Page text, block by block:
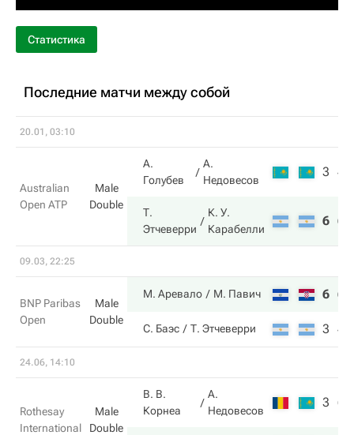
Статистика
Последние матчи между собой
20.01, 03:10
Australian
Open ATP
Male
Double
А.
Голубев
А.
Недовесов
3 4
Т.
Этчеверри
К. У.
Карабелли
6 6
09.03, 22:25
BNP Paribas
Open
Male
Double
М. Аревало М. Павич 6 6
С. Баэс Т. Этчеверри 3 4
24.06, 14:10
Rothesay
International
Male
Double
В. В.
Корнеа
А.
Недовесов
3 6